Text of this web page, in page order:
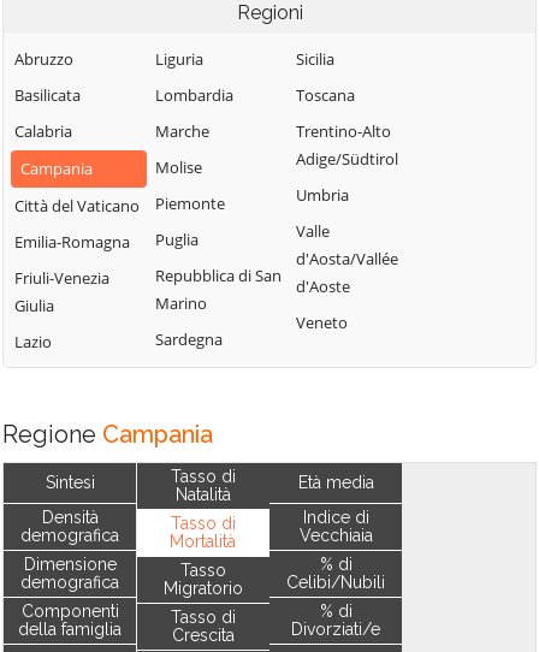
Regioni
Abruzzo
Basilicata
Calabria
Campania
Città del Vaticano
Emilia-Romagna
Friuli-Venezia
Giulia
Lazio
Liguria
Lombardia
Marche
Molise
Piemonte
Puglia
Repubblica di San
Marino
Sardegna
Sicilia
Toscana
Trentino-Alto
Adige/Südtirol
Umbria
Valle
d'Aosta/Vallée
d'Aoste
Veneto
Regione Campania
Sintesi
Densità
demografica
Dimensione
demografica
Componenti
della famiglia
Tasso di
Natalità
Tasso di
Mortalità
Tasso
Migratorio
Tasso di
Crescita
Età media
Indice di
Vecchiaia
% di
Celibi/Nubili
% di
Divorziati/e